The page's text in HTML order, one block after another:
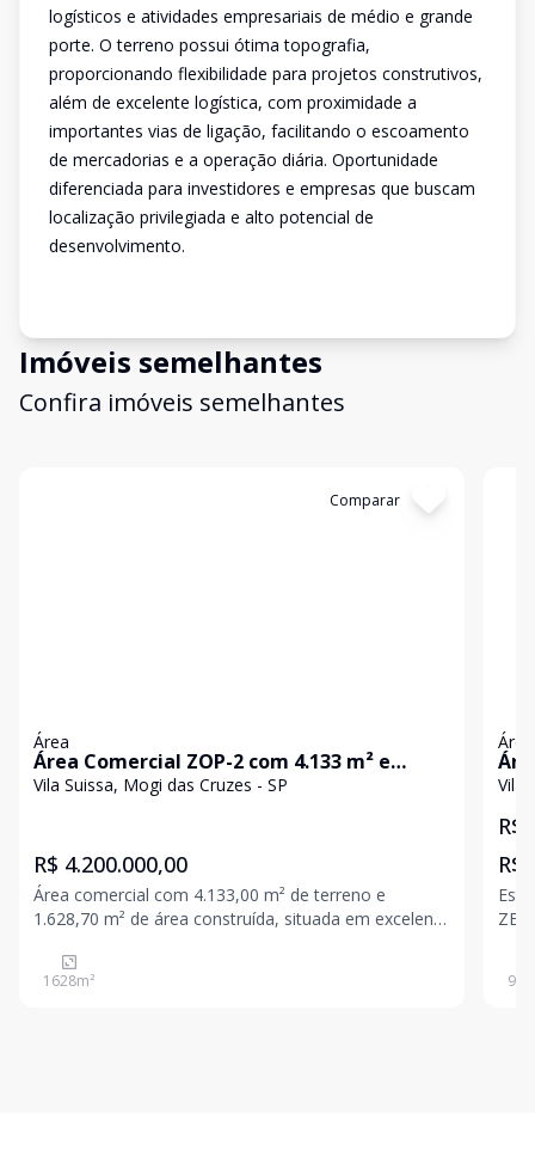
logísticos e atividades empresariais de médio e grande
porte. O terreno possui ótima topografia,
proporcionando flexibilidade para projetos construtivos,
além de excelente logística, com proximidade a
importantes vias de ligação, facilitando o escoamento
de mercadorias e a operação diária. Oportunidade
diferenciada para investidores e empresas que buscam
localização privilegiada e alto potencial de
desenvolvimento.
Imóveis semelhantes
Confira imóveis semelhantes
Comparar
Área
Área Comercial ZOP-2 com 4.133 m² e
Excelente Localização!
Vila Suissa, Mogi das Cruzes - SP
R$ 4.200.000,00
Área comercial com 4.133,00 m² de terreno e
1.628,70 m² de área construída, situada em excelente
1628m²
Área
Vila
R$
R$
95